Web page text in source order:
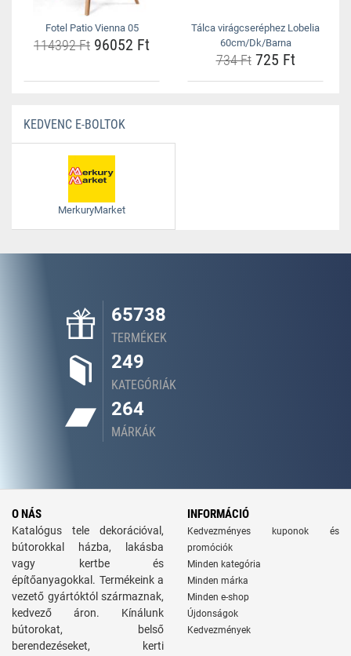
Fotel Patio Vienna 05
114392 Ft 96052 Ft
Tálca virágcseréphez Lobelia
60cm/Dk/Barna
734 Ft725 Ft
KEDVENC E-BOLTOK
MerkuryMarket
65738
TERMÉKEK
249
KATEGÓRIÁK
264
MÁRKÁK
O NÁS
Katalógus tele dekorációval,
bútorokkal házba, lakásba
vagy kertbe és
építőanyagokkal. Termékeink a
vezető gyártóktól származnak,
kedvező áron. Kínálunk
bútorokat, belső
berendezéseket, kerti
INFORMÁCIÓ
Kedvezményes kuponok és
promóciók
Minden kategória
Minden márka
Minden e-shop
Újdonságok
Kedvezmények